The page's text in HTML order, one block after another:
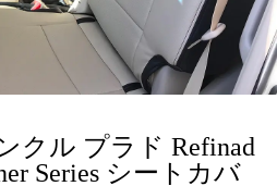
クル プラド Refinad
Series シートカバ